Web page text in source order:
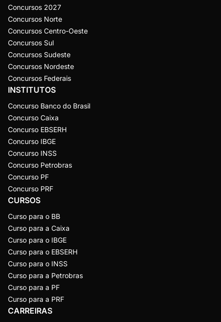
Concursos 2027
Concursos Norte
Concursos Centro-Oeste
Concursos Sul
Concursos Sudeste
Concursos Nordeste
Concursos Federais
INSTITUTOS
Concurso Banco do Brasil
Concurso Caixa
Concurso EBSERH
Concurso IBGE
Concurso INSS
Concurso Petrobras
Concurso PF
Concurso PRF
CURSOS
Curso para o BB
Curso para a Caixa
Curso para o IBGE
Curso para o EBSERH
Curso para o INSS
Curso para a Petrobras
Curso para a PF
Curso para a PRF
CARREIRAS